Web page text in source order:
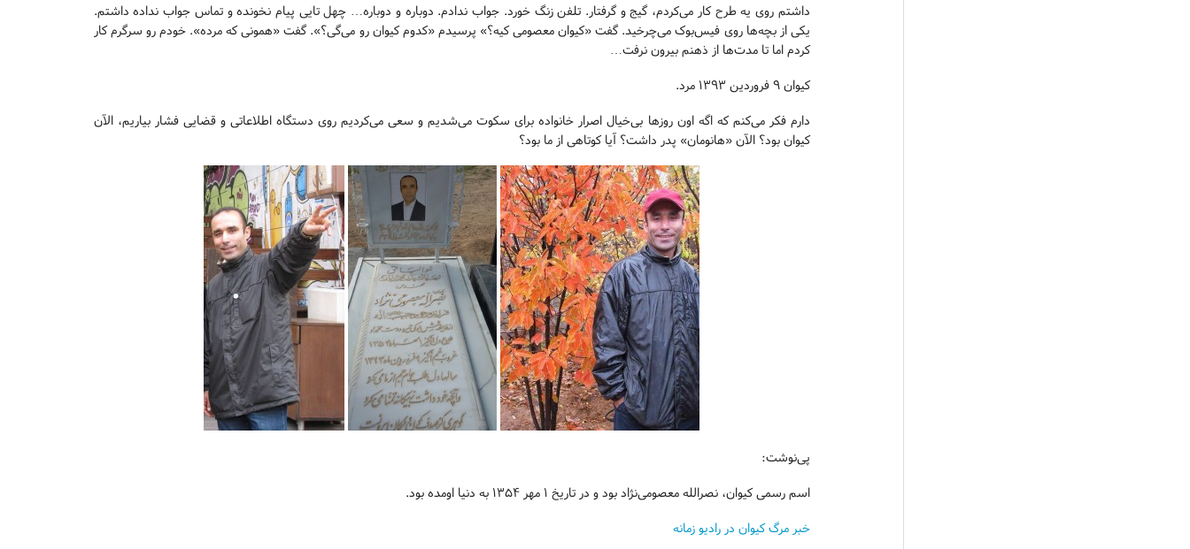
داشتم روی یه طرح کار می‌کردم، گیج و گرفتار. تلفن زنگ خورد. جواب ندادم. دوباره و دوباره… چهل تایی پیام نخونده و تماس جواب نداده داشتم.
یکی از بچه‌ها روی فیس‌بوک می‌چرخید. گفت «کیوان معصومی کیه؟» پرسیدم «کدوم کیوان رو می‌گی؟». گفت «همونی که مرده». خودم رو سرگرم کار
کردم اما تا مدت‌ها از ذهنم بیرون نرفت…
کیوان ۹ فروردین ۱۳۹۳ مرد.
دارم فکر می‌کنم که اگه اون روزها بی‌خیال اصرار خانواده برای سکوت می‌شدیم و سعی می‌کردیم روی دستگاه اطلاعاتی و قضایی فشار بیاریم، الآن
کیوان بود؟ الآن «هانومان» پدر داشت؟ آیا کوتاهی از ما بود؟
پی‌نوشت:
اسم رسمی کیوان، نصرالله معصومی‌نژاد بود و در تاریخ ۱ مهر ۱۳۵۴ به دنیا اومده بود.
خبر مرگ کیوان در رادیو زمانه